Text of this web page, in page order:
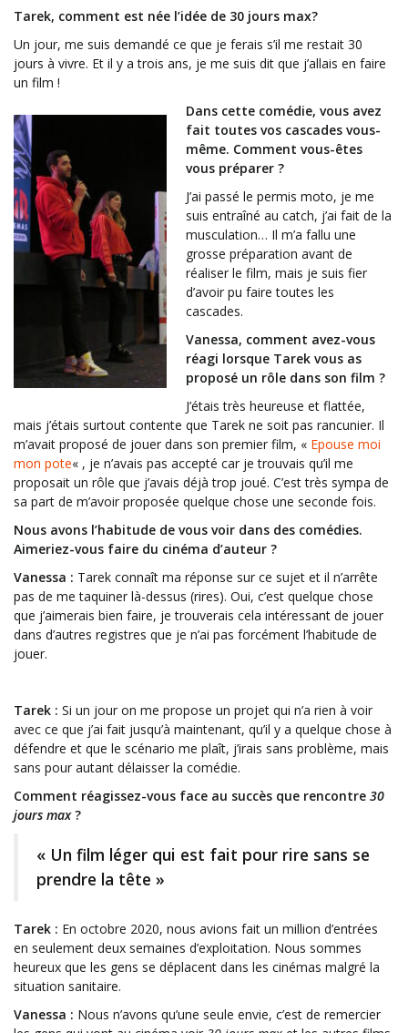
Tarek, comment est née l’idée de 30 jours max?
Un jour, me suis demandé ce que je ferais s’il me restait 30
jours à vivre. Et il y a trois ans, je me suis dit que j’allais en faire
un film !
Dans cette comédie, vous avez
fait toutes vos cascades vous-
même. Comment vous-êtes
vous préparer ?
J’ai passé le permis moto, je me
suis entraîné au catch, j’ai fait de la
musculation… Il m’a fallu une
grosse préparation avant de
réaliser le film, mais je suis fier
d’avoir pu faire toutes les
cascades.
Vanessa, comment avez-vous
réagi lorsque Tarek vous as
proposé un rôle dans son film ?
J’étais très heureuse et flattée,
mais j’étais surtout contente que Tarek ne soit pas rancunier. Il
m’avait proposé de jouer dans son premier film, « Epouse moi
mon pote« , je n’avais pas accepté car je trouvais qu’il me
proposait un rôle que j’avais déjà trop joué. C’est très sympa de
sa part de m’avoir proposée quelque chose une seconde fois.
Nous avons l’habitude de vous voir dans des comédies.
Aimeriez-vous faire du cinéma d’auteur ?
Vanessa : Tarek connaît ma réponse sur ce sujet et il n’arrête
pas de me taquiner là-dessus (rires). Oui, c’est quelque chose
que j’aimerais bien faire, je trouverais cela intéressant de jouer
dans d’autres registres que je n’ai pas forcément l’habitude de
jouer.
Tarek : Si un jour on me propose un projet qui n’a rien à voir
avec ce que j’ai fait jusqu’à maintenant, qu’il y a quelque chose à
défendre et que le scénario me plaît, j’irais sans problème, mais
sans pour autant délaisser la comédie.
Comment réagissez-vous face au succès que rencontre 30
jours max?
« Un film léger qui est fait pour rire sans se
prendre la tête »
Tarek : En octobre 2020, nous avions fait un million d’entrées
en seulement deux semaines d’exploitation. Nous sommes
heureux que les gens se déplacent dans les cinémas malgré la
situation sanitaire.
Vanessa : Nous n’avons qu’une seule envie, c’est de remercier